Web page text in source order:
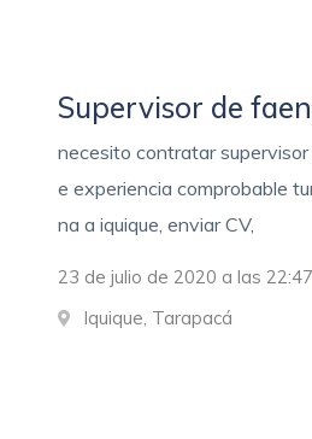
Supervisor de
necesito contratar
e experiencia comprobable
na a iquique, enviar CV,
23 de julio de 2020 a las 22:47
Iquique, Tarapacá